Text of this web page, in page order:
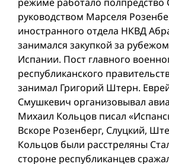
руководством Марселя
иностранного отдела НКВД
занимался закупкой за
Испании. Пост главного
республиканского
занимал Григорий Штерн.
Смушкевич организовывал
Михаил Кольцов писал
Вскоре Розенберг, Слуцкий,
Кольцов были расстреляны
стороне республиканцев